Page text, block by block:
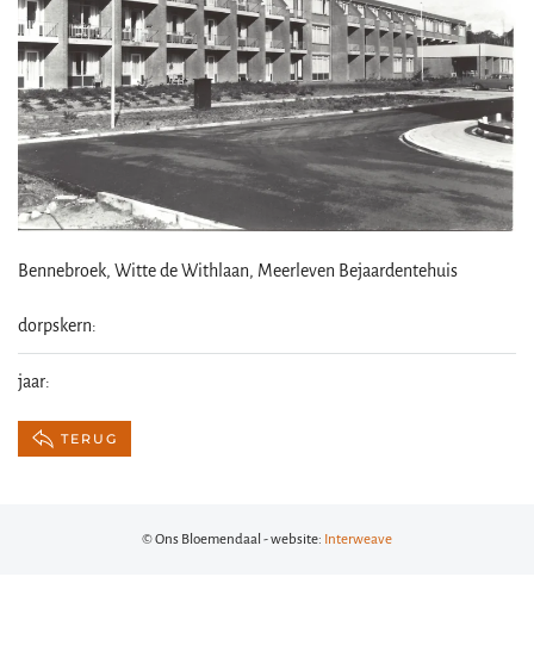
Bennebroek, Witte de Withlaan, Meerleven Bejaardentehuis
dorpskern:
jaar:
TERUG
© Ons Bloemendaal - website: Interweave